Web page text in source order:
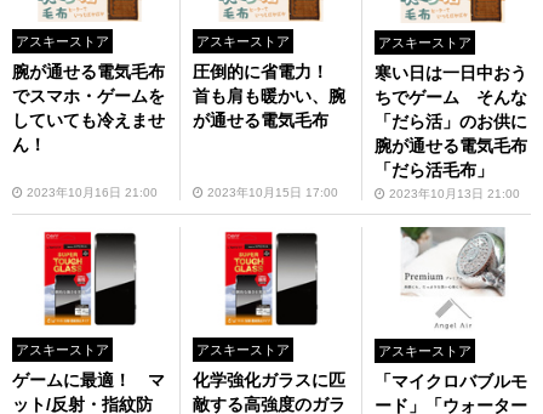
アスキーストア
腕が通せる電気毛布
でスマホ・ゲームを
していても冷えませ
ん！
2023年10月16日 21:00
アスキーストア
圧倒的に省電力！
首も肩も暖かい、腕
が通せる電気毛布
2023年10月15日 17:00
アスキーストア
寒い日は一日中おう
ちでゲーム そんな
「だら活」のお供に
腕が通せる電気毛布
「だら活毛布」
2023年10月13日 21:00
アスキーストア
ゲームに最適！ マ
ット/反射・指紋防
アスキーストア
化学強化ガラスに匹
敵する高強度のガラ
アスキーストア
「マイクロバブルモ
ード」「ウォーター